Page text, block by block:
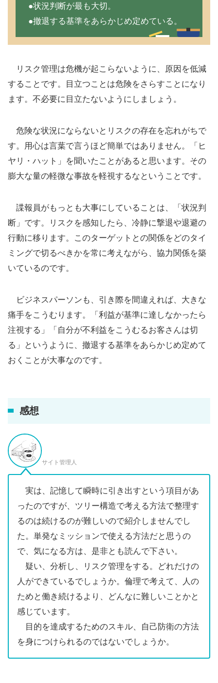
●状況判断が最も大切。
●撤退する基準をあらかじめ定めている。
リスク管理は危機が起こらないように、原因を低減
することです。目立つことは危険をさらすことになり
ます。不必要に目立たないようにしましょう。
危険な状況にならないとリスクの存在を忘れがちで
す。用心は言葉で言うほど簡単ではありません。「ヒ
ヤリ・ハット」を聞いたことがあると思います。その
膨大な量の軽微な事故を軽視するなということです。
諜報員がもっとも大事にしていることは、「状況判
断」です。リスクを感知したら、冷静に撃退や退避の
行動に移ります。このターゲットとの関係をどのタイ
ミングで切るべきかを常に考えながら、協力関係を築
いているのです。
ビジネスパーソンも、引き際を間違えれば、大きな
痛手をこうむります。「利益が基準に達しなかったら
注視する」「自分が不利益をこうむるお客さんは切
る」というように、撤退する基準をあらかじめ定めて
おくことが大事なのです。
感想
サイト管理人
実は、記憶して瞬時に引き出すという項目があ
ったのですが、ツリー構造で考える方法で整理す
るのは続けるのが難しいので紹介しませんでし
た。単発なミッションで使える方法だと思うの
で、気になる方は、是非とも読んで下さい。
疑い、分析し、リスク管理をする。どれだけの
人ができているでしょうか。倫理で考えて、人の
ためと働き続けるより、どんなに難しいことかと
感じています。
目的を達成するためのスキル、自己防衛の方法
を身につけられるのではないでしょうか。